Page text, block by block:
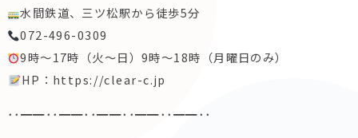
水間鉄道、三ツ松駅から徒歩5分
072-496-0309
9時〜17時（火〜日）9時〜18時（月曜日のみ）
HP：https://clear-c.jp
･･━━･･━━･･━━･･━━･･━━･･